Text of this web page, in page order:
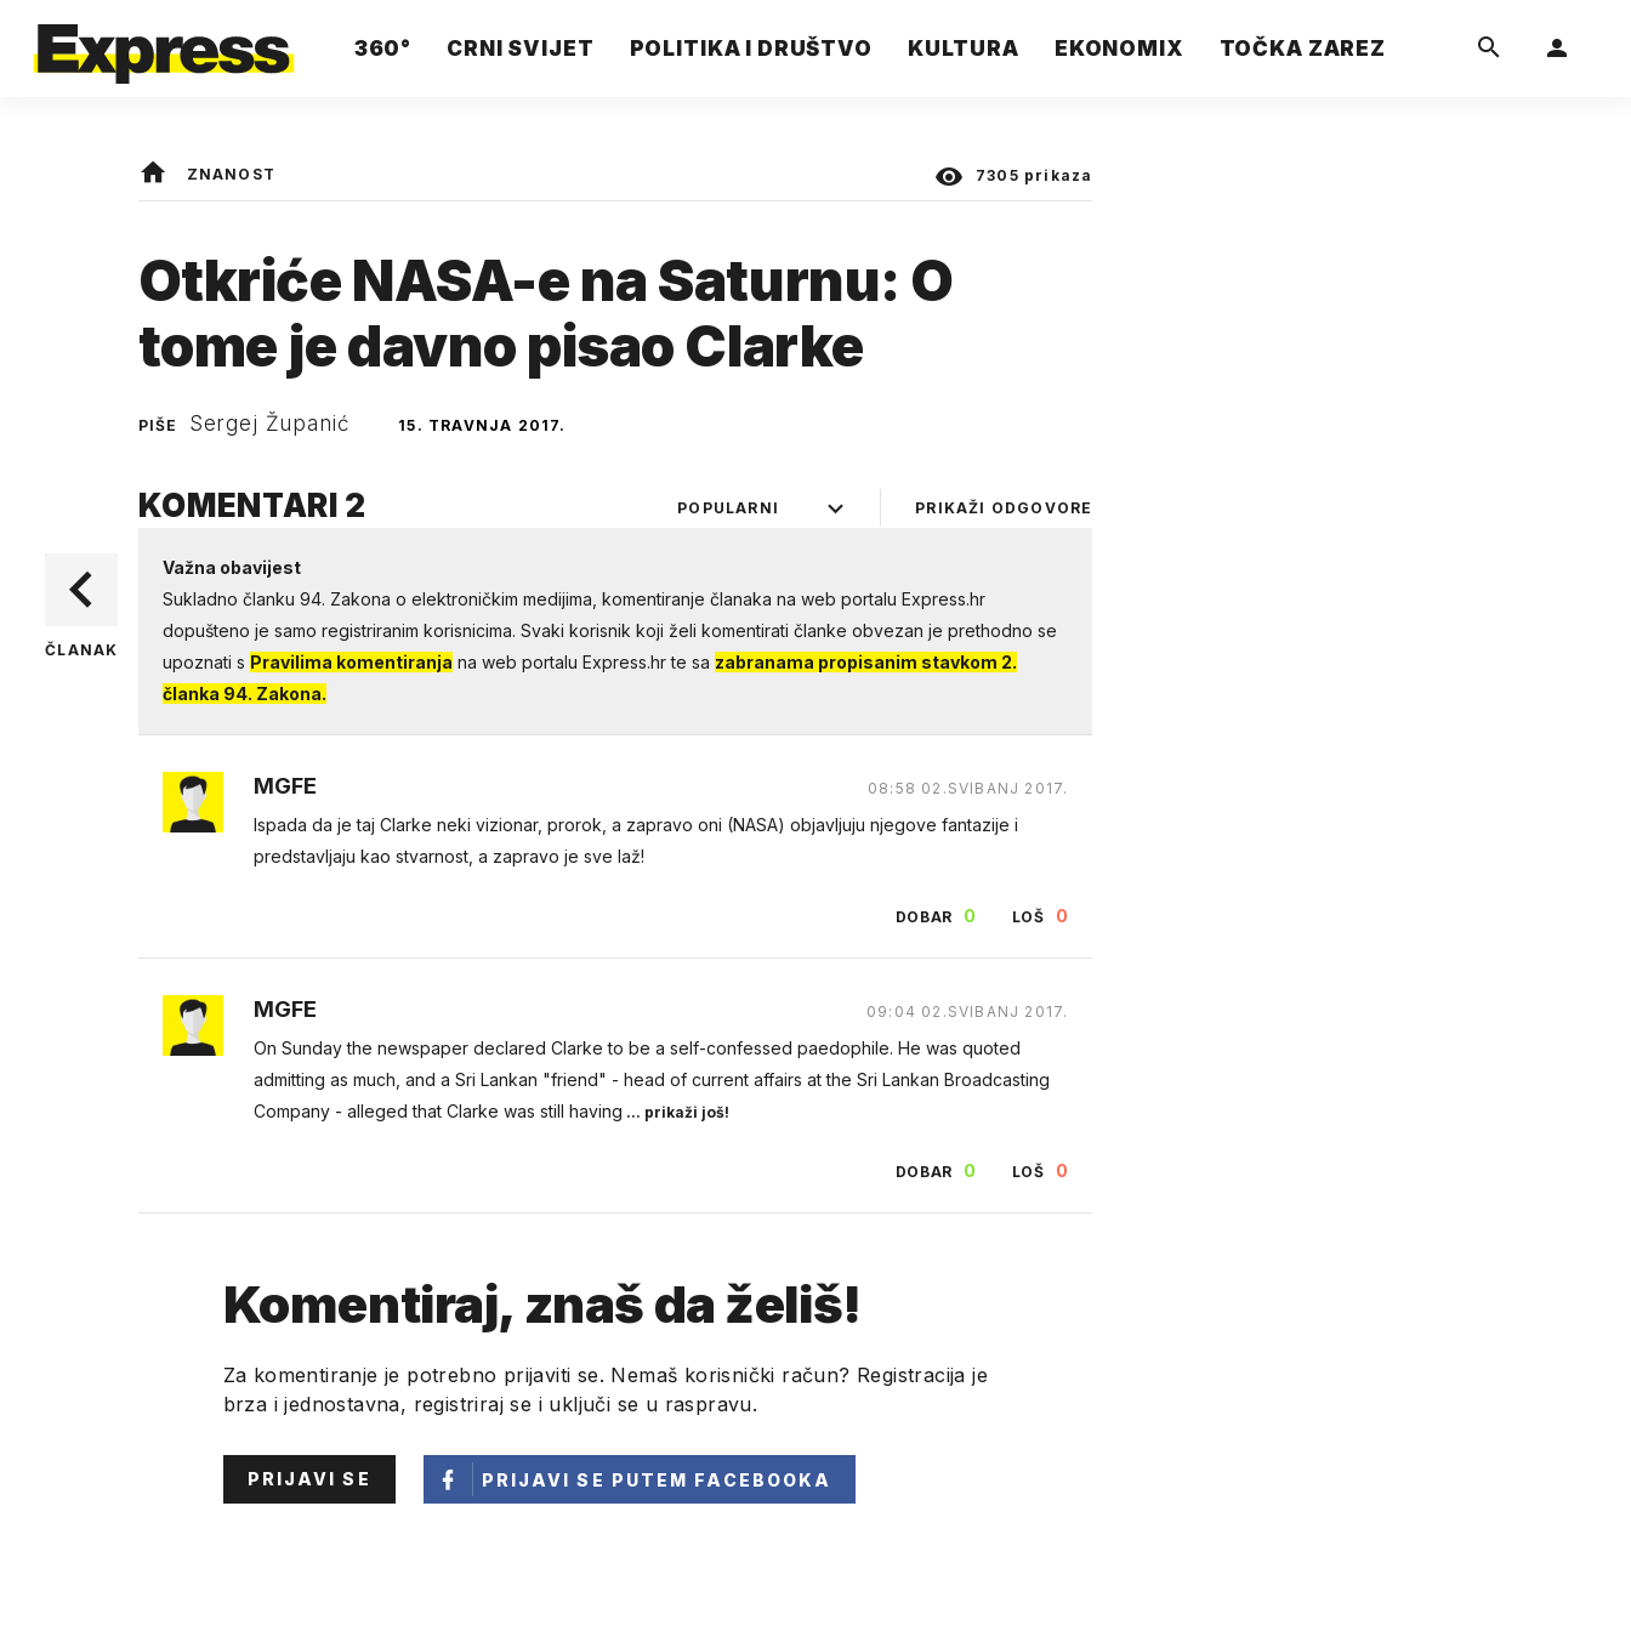
360° CRNI SVIJET POLITIKA I DRUŠTVO KULTURA EKONOMIX TOČKA ZAREZ
ZNANOST 7305 prikaza
Otkriće NASA-e na Saturnu: O
tome je davno pisao Clarke
PIŠE Sergej Županić 15. TRAVNJA 2017.
ČLANAK
KOMENTARI 2 PRIKAŽI ODGOVORE
POPULARNI
Važna obavijest
Sukladno članku 94. Zakona o elektroničkim medijima, komentiranje članaka na web portalu Express.hr
dopušteno je samo registriranim korisnicima. Svaki korisnik koji želi komentirati članke obvezan je prethodno se
upoznati s Pravilima komentiranja na web portalu Express.hr te sa zabranama propisanim stavkom 2.
članka 94. Zakona.
MGFE 08:58 02.SVIBANJ 2017.
Ispada da je taj Clarke neki vizionar, prorok, a zapravo oni (NASA) objavljuju njegove fantazije i
predstavljaju kao stvarnost, a zapravo je sve laž!
DOBAR 0 LOŠ 0
MGFE 09:04 02.SVIBANJ 2017.
On Sunday the newspaper declared Clarke to be a self-confessed paedophile. He was quoted
admitting as much, and a Sri Lankan "friend" - head of current affairs at the Sri Lankan Broadcasting
Company - alleged that Clarke was still having ... prikaži još!
DOBAR 0 LOŠ 0
Komentiraj, znaš da želiš!
Za komentiranje je potrebno prijaviti se. Nemaš korisnički račun? Registracija je
brza i jednostavna, registriraj se i uključi se u raspravu.
PRIJAVI SE PRIJAVI SE PUTEM FACEBOOKA